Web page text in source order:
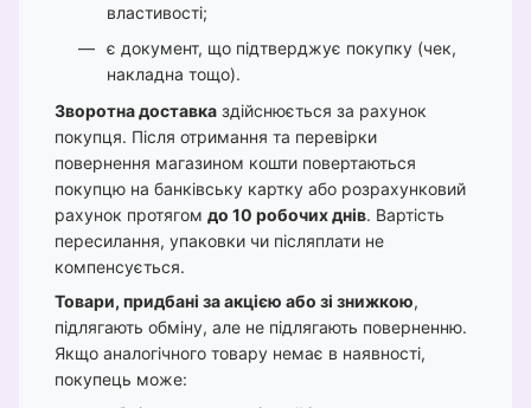
властивості;
є документ, що підтверджує покупку (чек,
накладна тощо).
Зворотна доставка здійснюється за рахунок
покупця. Після отримання та перевірки
повернення магазином кошти повертаються
покупцю на банківську картку або розрахунковий
рахунок протягом до 10 робочих днів. Вартість
пересилання, упаковки чи післяплати не
компенсується.
Товари, придбані за акцією або зі знижкою,
підлягають обміну, але не підлягають поверненню.
Якщо аналогічного товару немає в наявності,
покупець може: